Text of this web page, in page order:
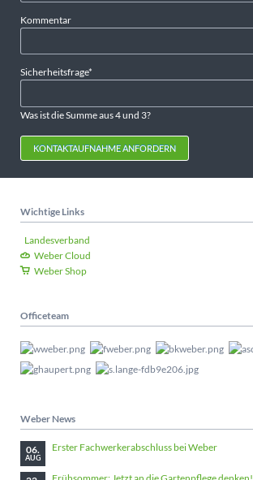
Kommentar
Pflichtfeld
Sicherheitsfrage*
Was ist die Summe aus 4 und 3?
KONTAKTAUFNAHME ANFORDERN
Wichtige Links
Landesverband
Weber Cloud
Weber Shop
Officeteam
Weber News
06.
AUG
Erster Fachwerkerabschluss bei Weber